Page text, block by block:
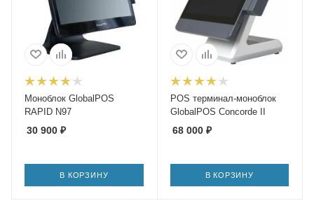
Моноблок GlobalPOS
RAPID N97
30 900 ₽
В КОРЗИНУ
POS терминал-моноблок
GlobalPOS Concorde II
68 000₽
В КОРЗИНУ